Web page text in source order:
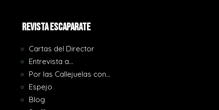
REVISTA ESCAPARATE
Cartas del Director
Entrevista a…
Por las Callejuelas con…
Espejo
Blog